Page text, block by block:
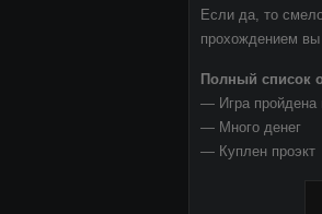
Если да, то
прохождением вы
Полный список
— Игра пройдена
— Много денег
— Куплен проэкт